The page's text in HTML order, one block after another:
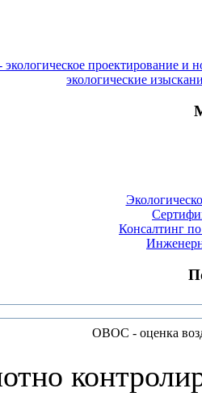
проектирование и
экологические
Консалтинг
ОВОС - оценка